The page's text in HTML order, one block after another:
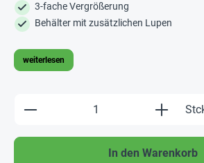
3-fache Vergrößerung
Behälter mit zusätzlichen Lupen
weiterlesen
Produkt Anzahl: Gib den
In den Warenkorb